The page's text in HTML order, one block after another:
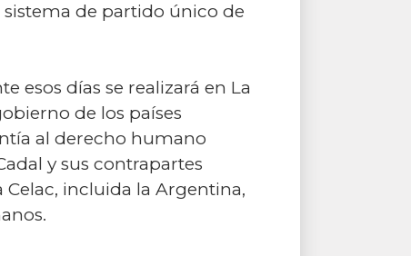
de partido único de
esos días se realizará en La
de los países
al derecho humano
y sus contrapartes
incluida la Argentina,